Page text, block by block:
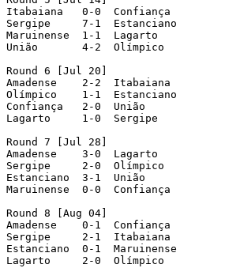
Itabaiana   0-0  Confiança
Sergipe     7-1  Estanciano
Maruinense  1-1  Lagarto
União       4-2  Olímpico
Round 6 [Jul 20]
Amadense    2-2  Itabaiana
Olímpico    1-1  Estanciano
Confiança   2-0  União
Lagarto     1-0  Sergipe
Round 7 [Jul 28]
Amadense    3-0  Lagarto
Sergipe     2-0  Olímpico
Estanciano  3-1  União
Maruinense  0-0  Confiança
Round 8 [Aug 04]
Amadense    0-1  Confiança
Sergipe     2-1  Itabaiana
Estanciano  0-1  Maruinense
Lagarto     2-0  Olímpico